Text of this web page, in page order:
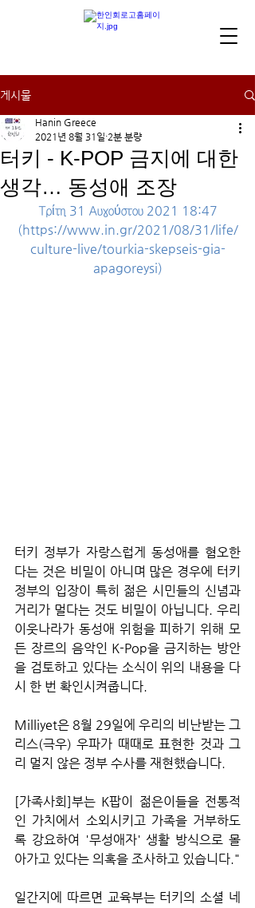
게시물
터키 - K-POP 금지에 대한
생각… 동성애 조장
Hanin Greece
2021년 8월 31일 2분 분량
Τρίτη 31 Αυγούστου 2021 18:47
(https://www.in.gr/2021/08/31/life/
culture-live/tourkia-skepseis-gia-
apagoreysi)
터키 정부가 자랑스럽게 동성애를 혐오한
다는 것은 비밀이 아니며 많은 경우에 터키
정부의 입장이 특히 젊은 시민들의 신념과
거리가 멀다는 것도 비밀이 아닙니다. 우리
이웃나라가 동성애 위험을 피하기 위해 모
든 장르의 음악인 K-Pop을 금지하는 방안
을 검토하고 있다는 소식이 위의 내용을 다
시 한 번 확인시켜줍니다.
Milliyet은 8월 29일에 우리의 비난받는 그
리스(극우) 우파가 때때로 표현한 것과 그
리 멀지 않은 정부 수사를 재현했습니다.
[가족사회]부는 K팝이 젊은이들을 전통적
인 가치에서 소외시키고 가족을 거부하도
록 강요하여 '무성애자' 생활 방식으로 몰
아가고 있다는 의혹을 조사하고 있습니다."
일간지에 따르면 교육부는 터키의 소셜 네